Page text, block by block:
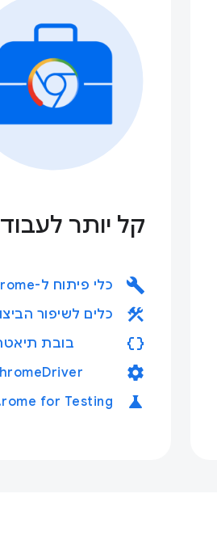
קל יותר לעבוד
build
construction
data_object בובת
settings
science